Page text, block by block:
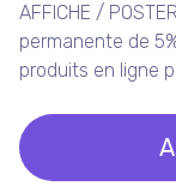
AFFICHE /
permanente de
produits en ligne